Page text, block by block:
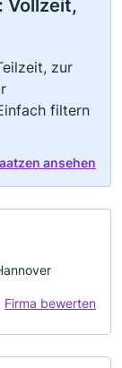
Vollzeit,
zur
filtern
ansehen
Firma bewerten